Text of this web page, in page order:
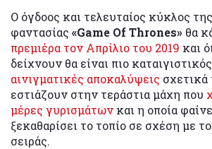
Ο όγδοος και τελευταίος κύκλος
φαντασίας «Game Of Thrones» θα
πρεμιέρα τον Απρίλιο του 2019 και
δείχνουν θα είναι πιο
αινιγματικές αποκαλύψεις
εστιάζουν στην τεράστια μάχη που
μέρες γυρισμάτων και η οποία
ξεκαθαρίσει το τοπίο σε σχέση με
σειράς.